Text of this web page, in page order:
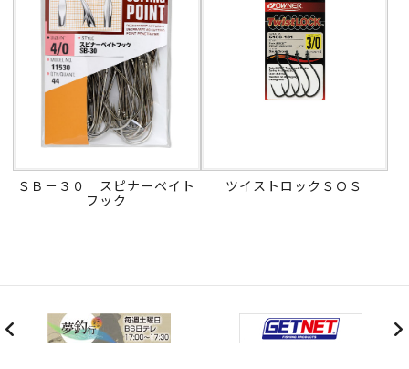
ＳＢ－３０ スピナーベイト
フック
ツイストロックＳＯＳ